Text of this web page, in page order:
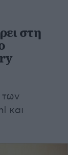
στη
των
και